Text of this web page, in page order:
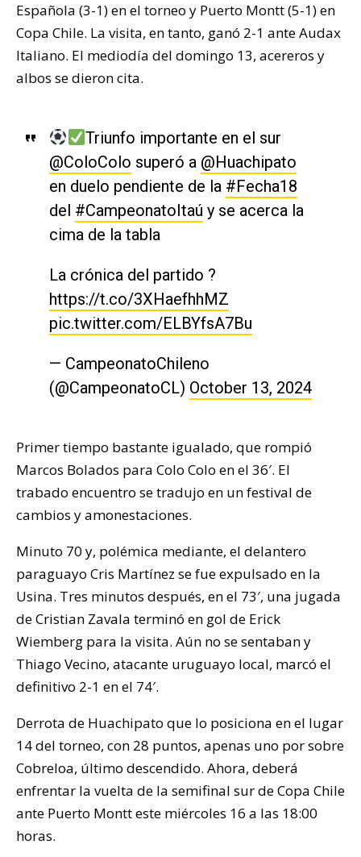
Española (3-1) en el torneo y Puerto Montt (5-1) en
Copa Chile. La visita, en tanto, ganó 2-1 ante Audax
Italiano. El mediodía del domingo 13, acereros y
albos se dieron cita.
Triunfo importante en el sur
@ColoColo superó a @Huachipato
en duelo pendiente de la #Fecha18
del #CampeonatoItaú y se acerca la
cima de la tabla
La crónica del partido ?
https://t.co/3XHaefhhMZ
pic.twitter.com/ELBYfsA7Bu
— CampeonatoChileno
(@CampeonatoCL) October 13, 2024
Primer tiempo bastante igualado, que rompió
Marcos Bolados para Colo Colo en el 36′. El
trabado encuentro se tradujo en un festival de
cambios y amonestaciones.
Minuto 70 y, polémica mediante, el delantero
paraguayo Cris Martínez se fue expulsado en la
Usina. Tres minutos después, en el 73′, una jugada
de Cristian Zavala terminó en gol de Erick
Wiemberg para la visita. Aún no se sentaban y
Thiago Vecino, atacante uruguayo local, marcó el
definitivo 2-1 en el 74′.
Derrota de Huachipato que lo posiciona en el lugar
14 del torneo, con 28 puntos, apenas uno por sobre
Cobreloa, último descendido. Ahora, deberá
enfrentar la vuelta de la semifinal sur de Copa Chile
ante Puerto Montt este miércoles 16 a las 18:00
horas.